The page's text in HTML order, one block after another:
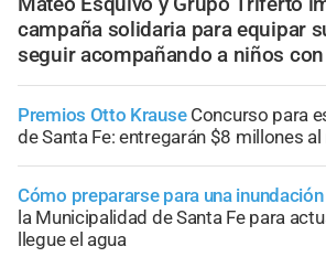
campaña solidaria para equipar
seguir acompañando a niños
Premios Otto Krause Concurso para
de Santa Fe: entregarán $8 millones
Cómo prepararse para una inundación
la Municipalidad de Santa Fe para
llegue el agua